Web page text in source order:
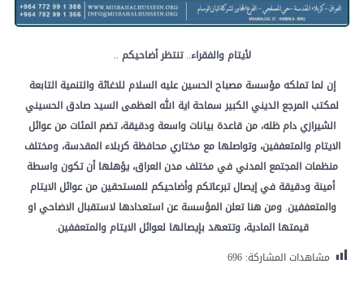
لأيتام والفقراء..تنتظرأضاحيكم ..
إن لما تملكه مؤسسة مصباح الحسين عليه السلام للاغاثة والتنمية التابعة
لمكتبالمرجع الدينيالكبير سماحةايةاللهالعظمىالسيدصادقالحسيني
الشيرازيدامظله،منقاعدة بياناتواسعةودقيقة،تضمالمئاتمنعوائل
الايتام والمتعففين، وتواصلها مع مختاري محافظة كربلاء المقدسة، ومختلف
منظمات المجتمع المدني في مختلف مدن العراق، يؤهلها أن تكون واسطة
أمينة ودقيقة في إيصال تبرعاتكم وأضاحيكم للمستحقين من عوائل الايتام
والمتعففين. ومنهنا تعلنالمؤسسةعناستعدادها لاستقبالالاضاحياو
قيمتها المادية،وتتعهد بإيصالها لعوائلالايتاموالمتعففين.
مشاهدات المشاركة: 696